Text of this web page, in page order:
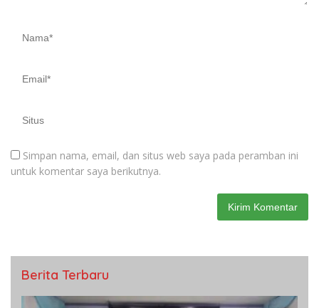
Simpan nama, email, dan situs web saya pada peramban ini
untuk komentar saya berikutnya.
Berita Terbaru